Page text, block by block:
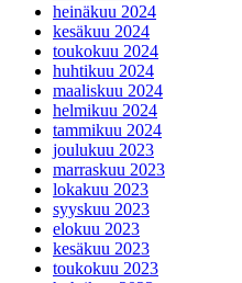
heinäkuu 2024
kesäkuu 2024
toukokuu 2024
huhtikuu 2024
maaliskuu 2024
helmikuu 2024
tammikuu 2024
joulukuu 2023
marraskuu 2023
lokakuu 2023
syyskuu 2023
elokuu 2023
kesäkuu 2023
toukokuu 2023